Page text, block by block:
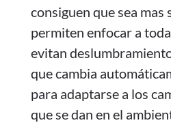
consiguen que sea mas
permiten enfocar a
evitan
que cambia
para adaptarse a los
que se dan en el